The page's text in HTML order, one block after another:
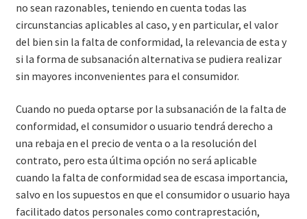
no sean razonables, teniendo en cuenta todas las
circunstancias aplicables al caso, y en particular, el valor
del bien sin la falta de conformidad, la relevancia de esta y
si la forma de subsanación alternativa se pudiera realizar
sin mayores inconvenientes para el consumidor.
Cuando no pueda optarse por la subsanación de la falta de
conformidad, el consumidor o usuario tendrá derecho a
una rebaja en el precio de venta o a la resolución del
contrato, pero esta última opción no será aplicable
cuando la falta de conformidad sea de escasa importancia,
salvo en los supuestos en que el consumidor o usuario haya
facilitado datos personales como contraprestación,